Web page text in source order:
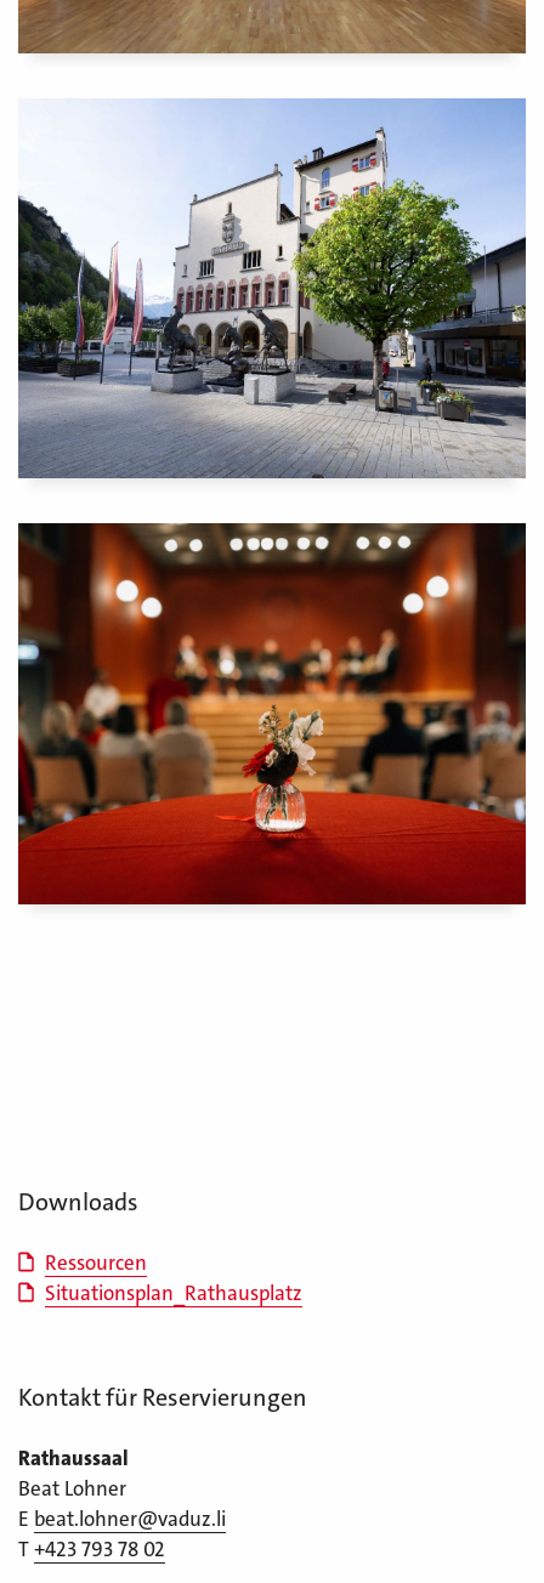
Downloads
Ressourcen
Situationsplan_Rathausplatz
Kontakt für Reservierungen
Rathaussaal
Beat Lohner
E beat.lohner@vaduz.li
T+423 793 78 02